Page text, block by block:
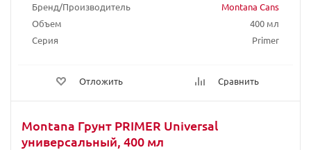
Бренд/Производитель
Montana Cans
Объем
400 мл
Серия
Primer
Отложить Сравнить
Montana Грунт PRIMER Universal
универсальный, 400 мл